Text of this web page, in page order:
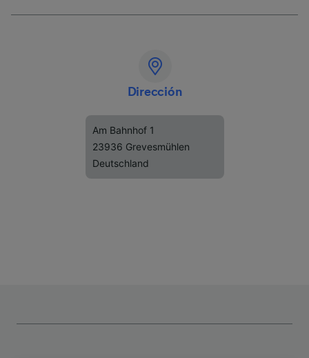
Dirección
Am Bahnhof 1
23936 Grevesmühlen
Deutschland